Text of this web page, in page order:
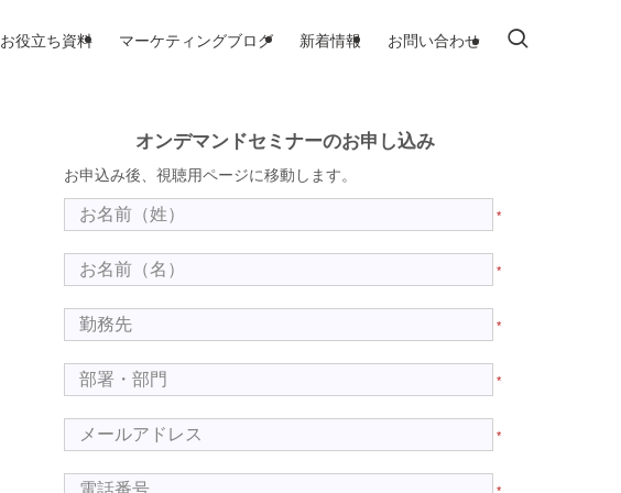
お役立ち資料 マーケティングブログ 新着情報 お問い合わせ
オンデマンドセミナーのお申し込み
お申込み後、視聴用ページに移動します。
*
*
*
*
*